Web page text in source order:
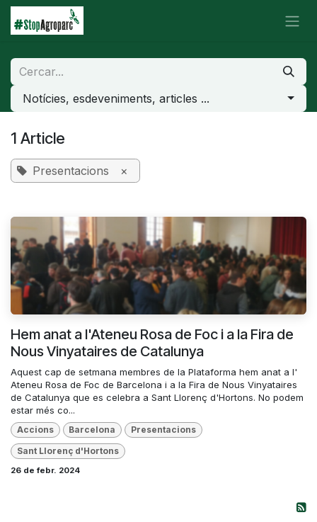
Skip to Content
Notícies, esdeveniments, articles ...
1 Article
Presentacions ×
Hem anat a l'Ateneu Rosa de Foc i a la Fira de
Nous Vinyataires de Catalunya
Aquest cap de setmana membres de la Plataforma hem anat a l'
Ateneu Rosa de Foc de Barcelona i a la Fira de Nous Vinyataires
de Catalunya que es celebra a Sant Llorenç d'Hortons. No podem
estar més co...
Accions Barcelona Presentacions
Sant Llorenç d'Hortons
26 de febr. 2024